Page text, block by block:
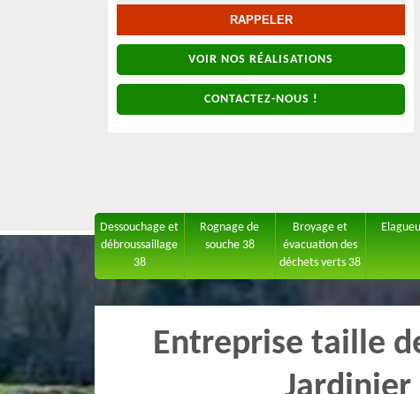
VOIR NOS RÉALISATIONS
CONTACTEZ-NOUS !
Dessouchage et
débroussaillage
38
Rognage de
souche 38
Broyage et
évacuation des
déchets verts 38
Entreprise taille